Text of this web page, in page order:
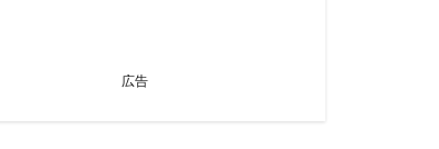
広告